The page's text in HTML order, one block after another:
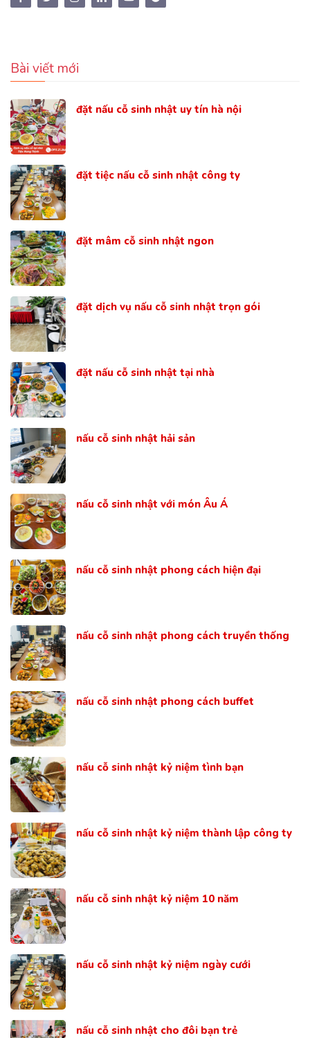
Bài viết mới
đặt nấu cỗ sinh nhật uy tín hà nội
đặt tiệc nấu cỗ sinh nhật công ty
đặt mâm cỗ sinh nhật ngon
đặt dịch vụ nấu cỗ sinh nhật trọn gói
đặt nấu cỗ sinh nhật tại nhà
nấu cỗ sinh nhật hải sản
nấu cỗ sinh nhật với món Âu Á
nấu cỗ sinh nhật phong cách hiện đại
nấu cỗ sinh nhật phong cách truyền thống
nấu cỗ sinh nhật phong cách buffet
nấu cỗ sinh nhật kỷ niệm tình bạn
nấu cỗ sinh nhật kỷ niệm thành lập công ty
nấu cỗ sinh nhật kỷ niệm 10 năm
nấu cỗ sinh nhật kỷ niệm ngày cưới
nấu cỗ sinh nhật cho đôi bạn trẻ